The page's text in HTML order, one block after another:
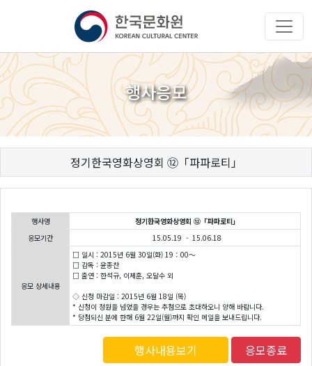
행사응모
정기한국영화상영회 ⑫「파파로티」
행사명
정기한국영화상영회 ⑫「파파로티」
응모기간
15.05.19 - 15.06.18
응모 상세내용
□ 일시 : 2015년 6월 30일(화) 19：00～
□ 감독 : 윤종찬
□ 출연 : 한석규, 이제훈, 오달수 외
◇ 신청 마감일 : 2015년 6월 18일 (목)
* 신청이 정원을 넘었을 경우는 추첨으로 초대하오니 양해 바랍니다.
* 당첨되신 분에 한해 6월 22일(월)까지 확인 메일을 보내드립니다.
행사내용보기 응모종료